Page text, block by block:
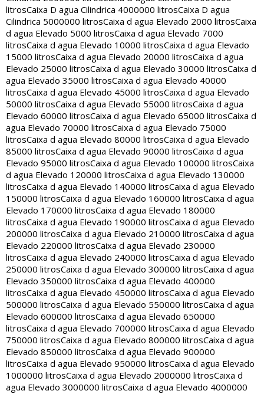
litrosCaixa D agua Cilindrica 4000000 litrosCaixa D agua
Cilindrica 5000000 litrosCaixa d agua Elevado 2000 litrosCaixa
d agua Elevado 5000 litrosCaixa d agua Elevado 7000
litrosCaixa d agua Elevado 10000 litrosCaixa d agua Elevado
15000 litrosCaixa d agua Elevado 20000 litrosCaixa d agua
Elevado 25000 litrosCaixa d agua Elevado 30000 litrosCaixa d
agua Elevado 35000 litrosCaixa d agua Elevado 40000
litrosCaixa d agua Elevado 45000 litrosCaixa d agua Elevado
50000 litrosCaixa d agua Elevado 55000 litrosCaixa d agua
Elevado 60000 litrosCaixa d agua Elevado 65000 litrosCaixa d
agua Elevado 70000 litrosCaixa d agua Elevado 75000
litrosCaixa d agua Elevado 80000 litrosCaixa d agua Elevado
85000 litrosCaixa d agua Elevado 90000 litrosCaixa d agua
Elevado 95000 litrosCaixa d agua Elevado 100000 litrosCaixa
d agua Elevado 120000 litrosCaixa d agua Elevado 130000
litrosCaixa d agua Elevado 140000 litrosCaixa d agua Elevado
150000 litrosCaixa d agua Elevado 160000 litrosCaixa d agua
Elevado 170000 litrosCaixa d agua Elevado 180000
litrosCaixa d agua Elevado 190000 litrosCaixa d agua Elevado
200000 litrosCaixa d agua Elevado 210000 litrosCaixa d agua
Elevado 220000 litrosCaixa d agua Elevado 230000
litrosCaixa d agua Elevado 240000 litrosCaixa d agua Elevado
250000 litrosCaixa d agua Elevado 300000 litrosCaixa d agua
Elevado 350000 litrosCaixa d agua Elevado 400000
litrosCaixa d agua Elevado 450000 litrosCaixa d agua Elevado
500000 litrosCaixa d agua Elevado 550000 litrosCaixa d agua
Elevado 600000 litrosCaixa d agua Elevado 650000
litrosCaixa d agua Elevado 700000 litrosCaixa d agua Elevado
750000 litrosCaixa d agua Elevado 800000 litrosCaixa d agua
Elevado 850000 litrosCaixa d agua Elevado 900000
litrosCaixa d agua Elevado 950000 litrosCaixa d agua Elevado
1000000 litrosCaixa d agua Elevado 2000000 litrosCaixa d
agua Elevado 3000000 litrosCaixa d agua Elevado 4000000